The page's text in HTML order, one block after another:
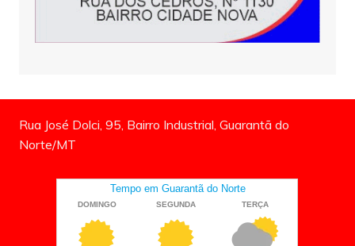
Rua José Dolci, 95, Bairro Industrial, Guarantã do
Norte/MT